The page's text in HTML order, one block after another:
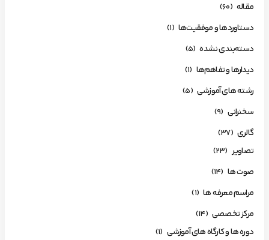
مقاله (60)
دستاوردها و موفقیت‌ها (1)
دسته‌بندی نشده (5)
دیدارها و تفاهم‌ها (1)
رشته های آموزشی (5)
سخنرانی (9)
گالری (37)
تصاویر (23)
صوت ها (14)
مراسم معرفه ها (1)
مرکز تخصصی (14)
دوره ها و کارگاه های آموزشی (1)